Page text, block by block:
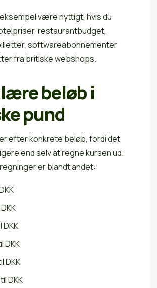
være nyttigt, hvis du
restaurantbudget,
softwareabonnementer
fra britiske webshops.
beløb i
pund
efter konkrete beløb, fordi det
end selv at regne kursen ud.
er blandt andet:
DKK
DKK
DKK
DKK